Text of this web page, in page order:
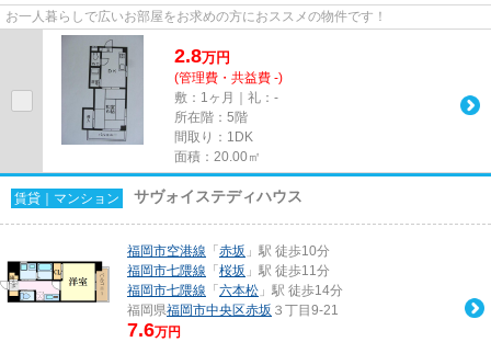
お一人暮らしで広いお部屋をお求めの方におススメの物件です！
2.8万円
(管理費・共益費 -)
敷：1ヶ月｜礼：-
所在階：5階
間取り：1DK
面積：20.00㎡
賃貸｜マンション サヴォイステディハウス
福岡市空港線 「 赤坂 」駅 徒歩10分
福岡市七隈線 「 桜坂 」駅 徒歩11分
福岡市七隈線 「 六本松 」駅 徒歩14分
福岡県福岡市中央区赤坂 ３丁目9-21
7.6万円